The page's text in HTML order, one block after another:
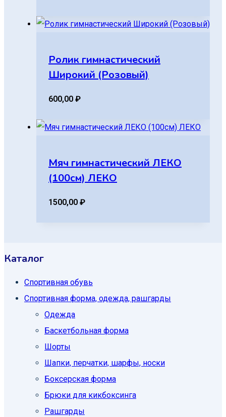
Ролик гимнастический
Широкий (Розовый)
600,00 ₽
Мяч гимнастический ЛЕКО
(100см) ЛЕКО
1500,00 ₽
Каталог
Спортивная обувь
Спортивная форма, одежда, рашгарды
Одежда
Баскетбольная форма
Шорты
Шапки, перчатки, шарфы, носки
Боксерская форма
Брюки для кикбоксинга
Рашгарды